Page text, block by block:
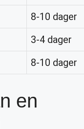
8-10 dager
3-4 dager
8-10 dager
en